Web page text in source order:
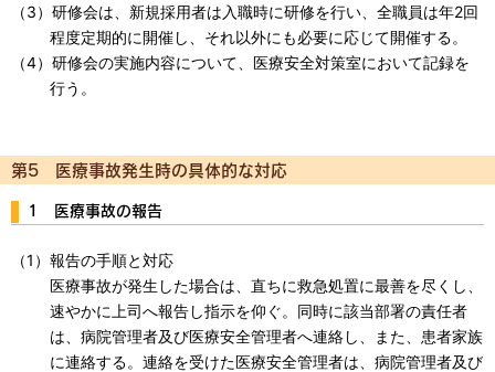
（3）研修会は、新規採用者は入職時に研修を行い、全職員は年2回
程度定期的に開催し、それ以外にも必要に応じて開催する。
（4）研修会の実施内容について、医療安全対策室において記録を
行う。
第5 医療事故発生時の具体的な対応
1 医療事故の報告
（1）報告の手順と対応
医療事故が発生した場合は、直ちに救急処置に最善を尽くし、
速やかに上司へ報告し指示を仰ぐ。同時に該当部署の責任者
は、病院管理者及び医療安全管理者へ連絡し、また、患者家族
に連絡する。連絡を受けた医療安全管理者は、病院管理者及び